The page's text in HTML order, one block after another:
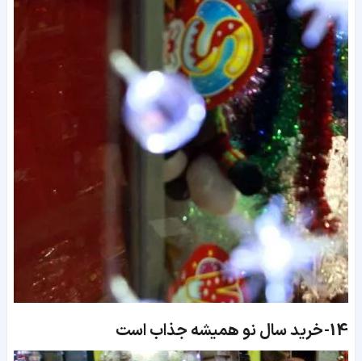
14- خرید سال نو همیشه جذاب است